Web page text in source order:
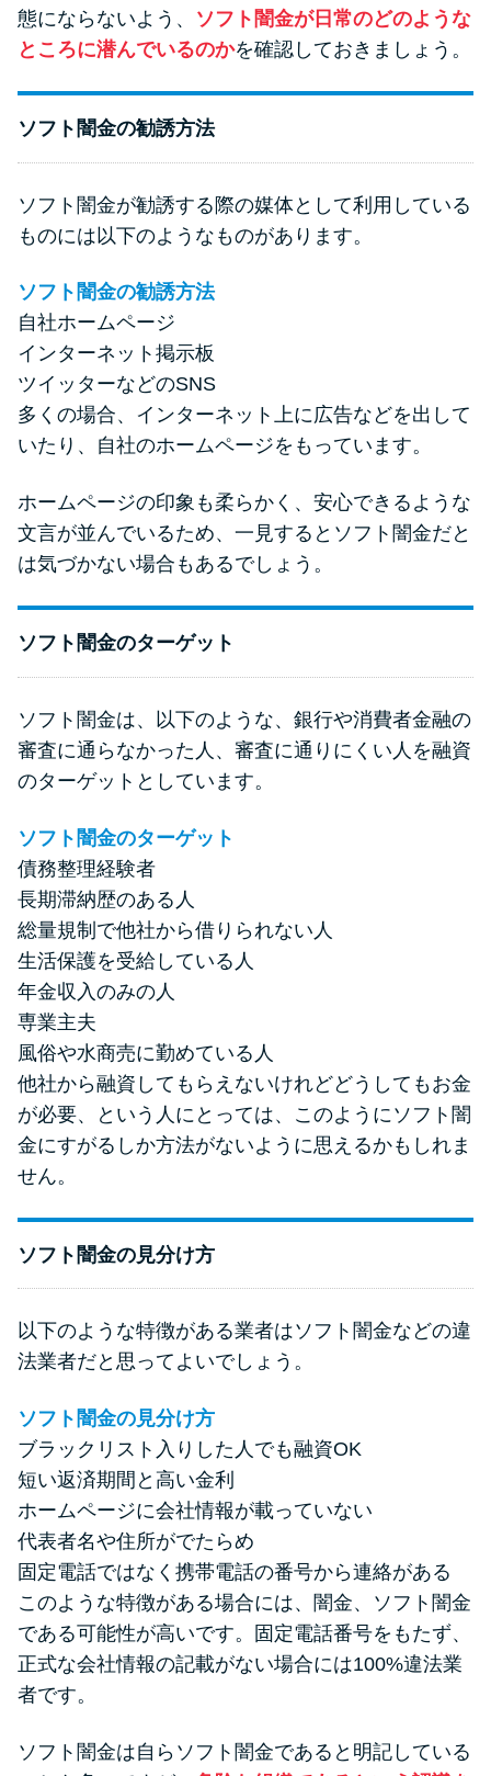
態にならないよう、 ソフト闇金が日常のどのような
ところに潜んでいるのかを確認しておきましょう。
ソフト闇金の勧誘方法
ソフト闇金が勧誘する際の媒体として利用している
ものには以下のようなものがあります。
ソフト闇金の勧誘方法
自社ホームページ
インターネット掲示板
ツイッターなどのSNS
多くの場合、インターネット上に広告などを出して
いたり、自社のホームページをもっています。
ホームページの印象も柔らかく、安心できるような
文言が並んでいるため、一見するとソフト闇金だと
は気づかない場合もあるでしょう。
ソフト闇金のターゲット
ソフト闇金は、以下のような、銀行や消費者金融の
審査に通らなかった人、審査に通りにくい人を融資
のターゲットとしています。
ソフト闇金のターゲット
債務整理経験者
長期滞納歴のある人
総量規制で他社から借りられない人
生活保護を受給している人
年金収入のみの人
専業主夫
風俗や水商売に勤めている人
他社から融資してもらえないけれどどうしてもお金
が必要、という人にとっては、このようにソフト闇
金にすがるしか方法がないように思えるかもしれま
せん。
ソフト闇金の見分け方
以下のような特徴がある業者はソフト闇金などの違
法業者だと思ってよいでしょう。
ソフト闇金の見分け方
ブラックリスト入りした人でも融資OK
短い返済期間と高い金利
ホームページに会社情報が載っていない
代表者名や住所がでたらめ
固定電話ではなく携帯電話の番号から連絡がある
このような特徴がある場合には、闇金、ソフト闇金
である可能性が高いです。固定電話番号をもたず、
正式な会社情報の記載がない場合には100%違法業
者です。
ソフト闇金は自らソフト闇金であると明記している